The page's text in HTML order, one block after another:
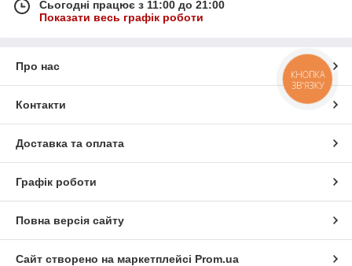
Сьогодні працює з 11:00 до 21:00
Показати весь графік роботи
Про нас
Контакти
Доставка та оплата
Графік роботи
Повна версія сайту
Сайт створено на маркетплейсі Prom.ua
КНОПКА
ЗВ'ЯЗКУ